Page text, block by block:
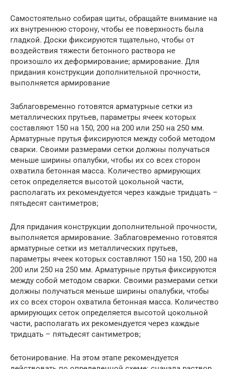
Самостоятельно собирая щиты, обращайте внимание на
их внутреннюю сторону, чтобы ее поверхность была
гладкой. Доски фиксируются тщательно, чтобы от
воздействия тяжести бетонного раствора не
произошло их деформирование; армирование. Для
придания конструкции дополнительной прочности,
выполняется армирование
Заблаговременно готовятся арматурные сетки из
металлических прутьев, параметры ячеек которых
составляют 150 на 150, 200 на 200 или 250 на 250 мм.
Арматурные прутья фиксируются между собой методом
сварки. Своими размерами сетки должны получаться
меньше ширины опалубки, чтобы их со всех сторон
охватила бетонная масса. Количество армирующих
сеток определяется высотой цокольной части,
располагать их рекомендуется через каждые тридцать –
пятьдесят сантиметров;
Для придания конструкции дополнительной прочности,
выполняется армирование. Заблаговременно готовятся
арматурные сетки из металлических прутьев,
параметры ячеек которых составляют 150 на 150, 200 на
200 или 250 на 250 мм. Арматурные прутья фиксируются
между собой методом сварки. Своими размерами сетки
должны получаться меньше ширины опалубки, чтобы
их со всех сторон охватила бетонная масса. Количество
армирующих сеток определяется высотой цокольной
части, располагать их рекомендуется через каждые
тридцать – пятьдесят сантиметров;
бетонирование. На этом этапе рекомендуется